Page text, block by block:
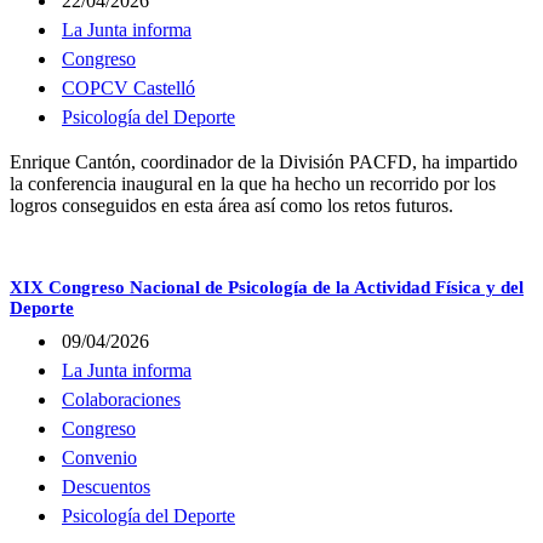
La Junta informa
Congreso
COPCV Castelló
Psicología del Deporte
Enrique Cantón, coordinador de la División PACFD, ha impartido
la conferencia inaugural en la que ha hecho un recorrido por los
logros conseguidos en esta área así como los retos futuros.
XIX Congreso Nacional de Psicología de la Actividad Física y del
Deporte
09/04/2026
La Junta informa
Colaboraciones
Congreso
Convenio
Descuentos
Psicología del Deporte